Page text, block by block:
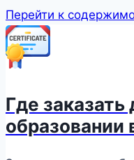
Перейти к
Где
образовании